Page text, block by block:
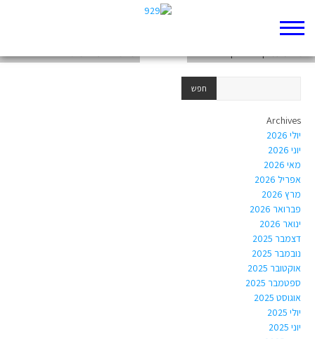
Archives
יולי 2026
יוני 2026
מאי 2026
אפריל 2026
מרץ 2026
פברואר 2026
ינואר 2026
דצמבר 2025
נובמבר 2025
אוקטובר 2025
ספטמבר 2025
אוגוסט 2025
יולי 2025
יוני 2025